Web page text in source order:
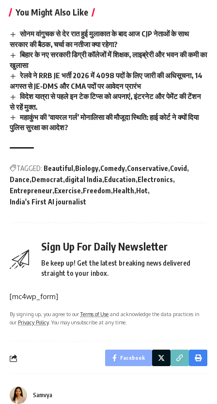
You Might Also Like
सोनम वांगुचक से देर रात हुई मुलाकात के बाद आज CJP नेताओं के साथ
सरकार की बैठक, चर्चा का नतीजा क्या रहेगा?
बिहार के नए सरकारी डिग्री कॉलेजों में शिक्षक, लाइब्रेरी और भवन की कमी का
खुलासा
रेलवे ने RRB JE भर्ती 2026 में 4098 पदों के लिए जारी की अधिसूचना, 14
अगस्त से JE‑DMS और CMA पदों पर आवेदन प्रारंभ
विदेश यात्रा से पहले इन टेक टिप्स को अपनाएं, इंटरनेट और पेमेंट की टेंशन
से रहें मुक्त.
महाकुंभ की ‘वायरल गर्ल’ मोनालिसा की मौजूदा स्थिति: हाई कोर्ट ने क्यों दिया
पुलिस सुरक्षा का आदेश?
TAGGED: Beautiful Biology Comedy Conservative Covid
Dance Democrat digital India Education Electronics
Entrepreneur Exercise Freedom Health Hot
India's First AI journalist
Sign Up For Daily Newsletter
Be keep up! Get the latest breaking news delivered
straight to your inbox.
[mc4wp_form]
By signing up, you agree to ourTerms of Use and acknowledge the data practices in
our Privacy Policy. You may unsubscribe at any time.
Facebook
Samvya